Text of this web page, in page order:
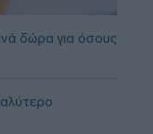
δώρα για όσους